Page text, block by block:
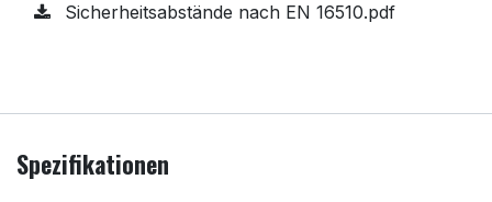
Sicherheitsabstände nach EN 16510.pdf
Spezifikationen